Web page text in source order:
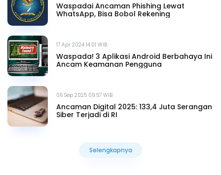
Waspadai Ancaman Phishing Lewat
WhatsApp, Bisa Bobol Rekening
17 Apr 2024 14.01 WIB
Waspada! 3 Aplikasi Android Berbahaya Ini
Ancam Keamanan Pengguna
06 Sep 2025 09.57 WIB
Ancaman Digital 2025: 133,4 Juta Serangan
Siber Terjadi di RI
Selengkapnya